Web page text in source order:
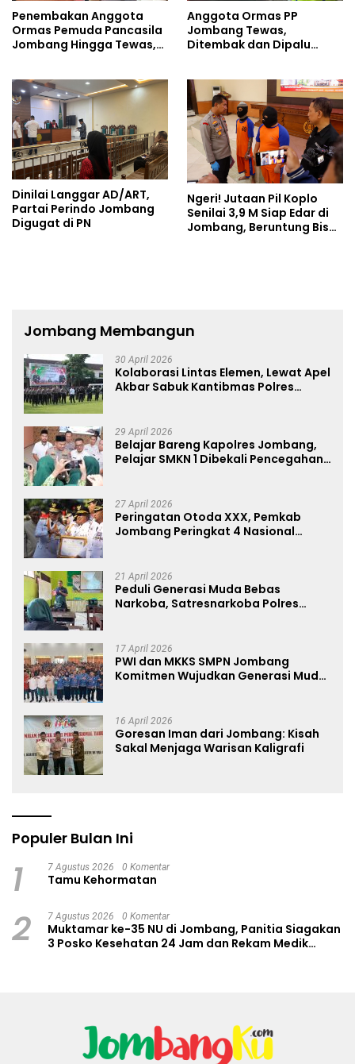
Penembakan Anggota
Ormas Pemuda Pancasila
Jombang Hingga Tewas,
Anggota Ormas PP
Jombang Tewas,
Ditembak dan Dipalu
Dinilai Langgar AD/ART,
Partai Perindo Jombang
Digugat di PN
Ngeri! Jutaan Pil Koplo
Senilai 3,9 M Siap Edar di
Jombang, Beruntung Bisa
Jombang Membangun
30 April 2026
Kolaborasi Lintas Elemen, Lewat Apel
Akbar Sabuk Kantibmas Polres
29 April 2026
Belajar Bareng Kapolres Jombang,
Pelajar SMKN 1 Dibekali Pencegahan
27 April 2026
Peringatan Otoda XXX, Pemkab
Jombang Peringkat 4 Nasional
21 April 2026
Peduli Generasi Muda Bebas
Narkoba, Satresnarkoba Polres
17 April 2026
PWI dan MKKS SMPN Jombang
Komitmen Wujudkan Generasi Muda
16 April 2026
Goresan Iman dari Jombang: Kisah
Sakal Menjaga Warisan Kaligrafi
Populer Bulan Ini
1 7 Agustus 2026 0 Komentar
Tamu Kehormatan
2 7 Agustus 2026 0 Komentar
Muktamar ke-35 NU di Jombang, Panitia Siagakan
3 Posko Kesehatan 24 Jam dan Rekam Medik